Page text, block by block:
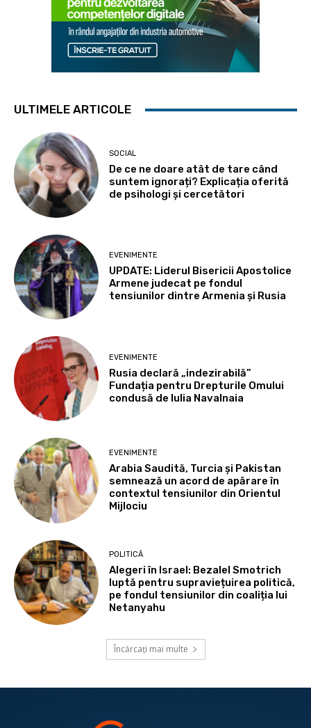
ULTIMELE ARTICOLE
SOCIAL
De ce ne doare atât de tare când
suntem ignorați? Explicația oferită
de psihologi și cercetători
EVENIMENTE
UPDATE: Liderul Bisericii Apostolice
Armene judecat pe fondul
tensiunilor dintre Armenia și Rusia
EVENIMENTE
Rusia declară „indezirabilă”
Fundația pentru Drepturile Omului
condusă de Iulia Navalnaia
EVENIMENTE
Arabia Saudită, Turcia și Pakistan
semnează un acord de apărare în
contextul tensiunilor din Orientul
Mijlociu
POLITICĂ
Alegeri în Israel: Bezalel Smotrich
luptă pentru supraviețuirea politică,
pe fondul tensiunilor din coaliția lui
Netanyahu
Încărcați mai multe